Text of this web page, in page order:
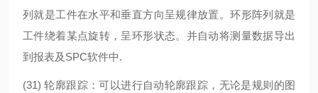
列就是工件在水平和垂直方向呈规律放置。环形阵列就是
工件绕着某点旋转，呈环形状态。并自动将测量数据导出
到报表及SPC软件中.
(31) 轮廓跟踪：可以进行自动轮廓跟踪，无论是规则的图